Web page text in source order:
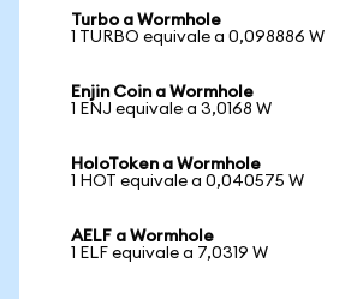
Turbo a Wormhole
1 TURBO equivale a 0,098886 W
Enjin Coin a Wormhole
1 ENJ equivale a 3,0168 W
HoloToken a Wormhole
1 HOT equivale a 0,040575 W
AELF a Wormhole
1 ELF equivale a 7,0319 W